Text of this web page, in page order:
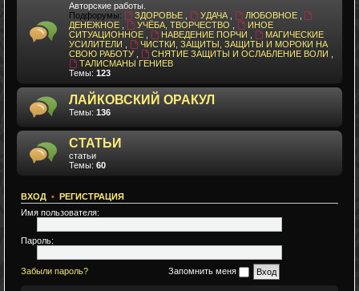
Авторские работы.
Подфорумы:
ЗДОРОВЬЕ УДАЧА ЛЮБОВНОЕ
ДЕНЕЖНОЕ
УЧЁБА, ТВОРЧЕСТВО
ИНОЕ
СИТУАЦИОННОЕ
НАВЕДЕНИЕ ПОРЧИ
МАГИЧЕСКИЕ
УСИЛИТЕЛИ
ЧИСТКИ, ЗАЩИТЫ, ЗАЩИТЫ И МОРОКИ НА
СВОЮ РАБОТУ
СНЯТИЕ ЗАЩИТЫ И ОСЛАБЛЕНИЕ ВОЛИ
ТАЛИСМАНЫ ГЕНИЕВ
Темы: 123
ЛАЙКОВСКИЙ ОРАКУЛ
Темы: 136
СТАТЬИ
статьи
Темы: 60
ВХОД • РЕГИСТРАЦИЯ
Имя пользователя:
Пароль:
Забыли пароль? Запомнить меня